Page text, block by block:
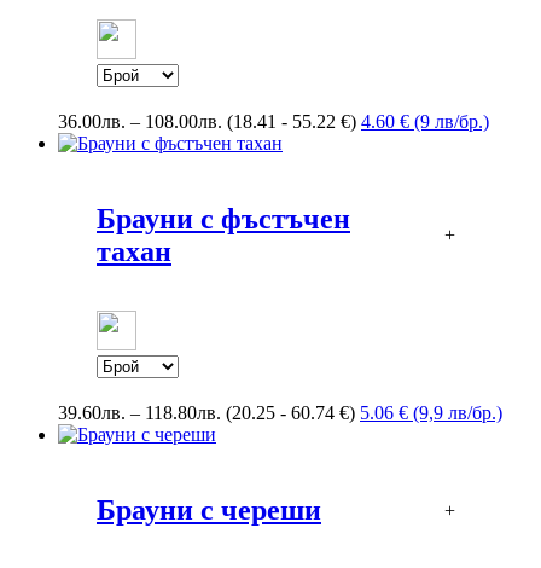
36.00лв. – 108.00лв. Price
range:
108.00лв.
(18.41 - 55.22 €) 4.60 € (9 лв/бр.)
Брауни с фъстъчен
тахан
+
39.60лв. – 118.80лв. Price
(20.25 - 60.74 €) 5.06 € (9,9 лв/бр.)
Брауни с череши +